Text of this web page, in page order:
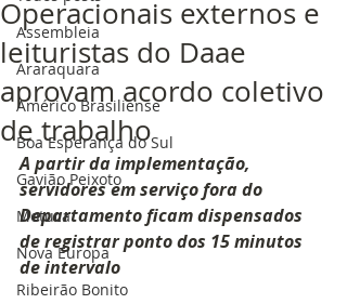
Assembleia
Araraquara
Américo Brasiliense
Boa Esperança do Sul
Gavião Peixoto
Motuca
Nova Europa
Ribeirão Bonito
Operacionais externos e
leituristas do Daae
aprovam acordo coletivo
de trabalho
A partir da implementação,
servidores em serviço fora do
Departamento ficam dispensados
de registrar ponto dos 15 minutos
de intervalo